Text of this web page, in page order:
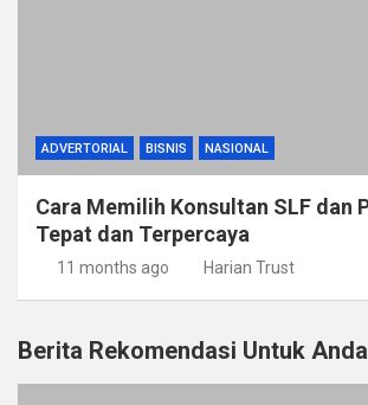
ADVERTORIAL BISNIS NASIONAL
Cara Memilih Konsultan SLF dan
Tepat dan Terpercaya
11 months ago Harian Trust
Berita Rekomendasi Untuk Anda